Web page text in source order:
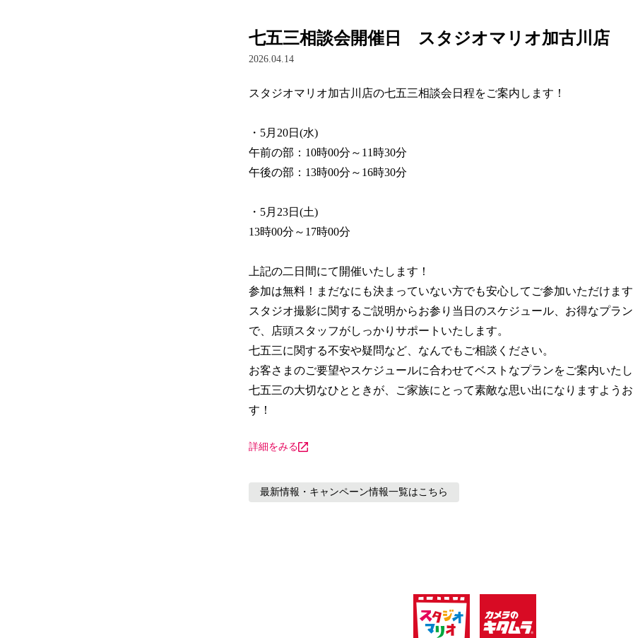
七五三相談会開催日 スタジオマリオ加古川店
2026.04.14
スタジオマリオ加古川店の七五三相談会日程をご案内します！
・5月20日(水)
午前の部：10時00分～11時30分
午後の部：13時00分～16時30分
・5月23日(土)
13時00分～17時00分
上記の二日間にて開催いたします！
参加は無料！まだなにも決まっていない方でも安心してご参加いただけま
スタジオ撮影に関するご説明からお参り当日のスケジュール、お得なプラ
で、店頭スタッフがしっかりサポートいたします。
七五三に関する不安や疑問など、なんでもご相談ください。
お客さまのご要望やスケジュールに合わせてベストなプランをご案内いた
七五三の大切なひとときが、ご家族にとって素敵な思い出になりますよう
す！
詳細をみる
最新情報・キャンペーン情報一覧はこちら